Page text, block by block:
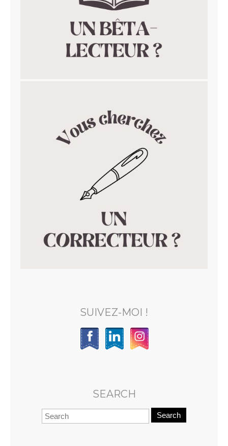
SUIVEZ-MOI !
SEARCH
Search